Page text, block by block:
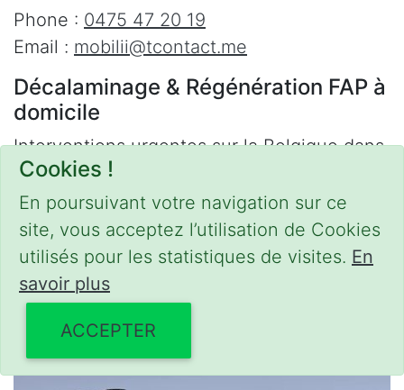
Cookies !
En poursuivant votre navigation sur ce
site, vous acceptez l’utilisation de Cookies
utilisés pour les statistiques de visites. En
savoir plus
ACCEPTER
Phone : 0475 47 20 19
Email : mobilii@tcontact.me
Décalaminage & Régénération FAP à
domicile
Interventions urgentes sur la Belgique dans
les régions suivantes :
Bruxelles,Brabant Wallon ,Brabant Flamand
Hainaut,Liège,Mons ,Namur,Anvers,
Limbourg,Flandre Occidentale, Flandre
Orientale,Province du Luxembourg